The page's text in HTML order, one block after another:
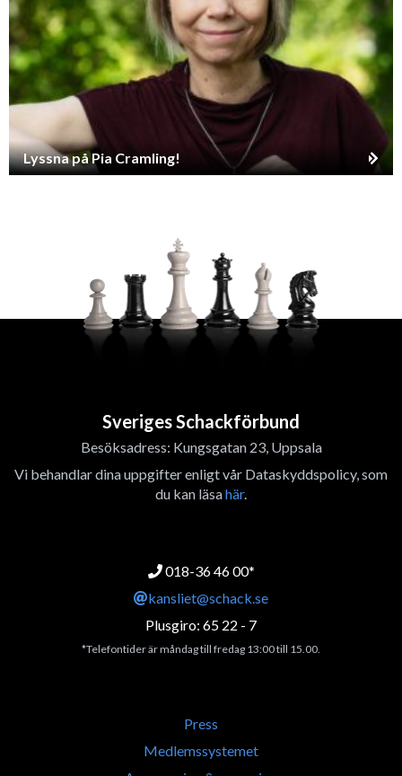
Lyssna på Pia Cramling!
Sveriges Schackförbund
Besöksadress: Kungsgatan 23, Uppsala
Vi behandlar dina uppgifter enligt vår Dataskyddspolicy, som
du kan läsahär.
018-36 46 00*
kansliet@schack.se
Plusgiro: 65 22 - 7
*Telefontider är måndag till fredag 13:00 till 15.00.
Press
Medlemssystemet